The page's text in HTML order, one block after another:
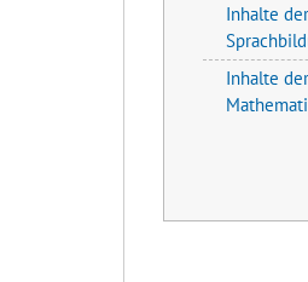
Inhalte
Inhalte